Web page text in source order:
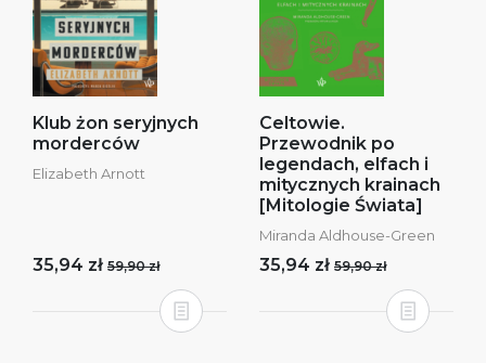
Klub żon seryjnych
morderców
Elizabeth Arnott
35,94 zł 59,90 zł
Celtowie.
Przewodnik po
legendach, elfach i
mitycznych krainach
[Mitologie Świata]
Miranda Aldhouse-Green
35,94 zł 59,90 zł